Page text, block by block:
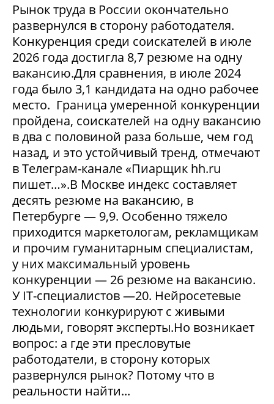
Рынок труда в России окончательно
развернулся в сторону работодателя.
Конкуренция среди соискателей в июле
2026 года достигла 8,7 резюме на одну
вакансию.Для сравнения, в июле 2024
года было 3,1 кандидата на одно рабочее
место. Граница умеренной конкуренции
пройдена, соискателей на одну вакансию
в два с половиной раза больше, чем год
назад, и это устойчивый тренд, отмечают
в Телеграм-канале «Пиарщик hh.ru
пишет…».В Москве индекс составляет
десять резюме на вакансию, в
Петербурге — 9,9. Особенно тяжело
приходится маркетологам, рекламщикам
и прочим гуманитарным специалистам,
у них максимальный уровень
конкуренции — 26 резюме на вакансию.
У IT-специалистов —20. Нейросетевые
технологии конкурируют с живыми
людьми, говорят эксперты.Но возникает
вопрос: а где эти пресловутые
работодатели, в сторону которых
развернулся рынок? Потому что в
реальности найти...